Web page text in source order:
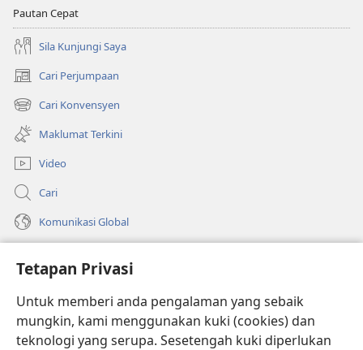
Tetapan Privasi
Untuk memberi anda pengalaman yang sebaik
mungkin, kami menggunakan kuki (cookies) dan
teknologi yang serupa. Sesetengah kuki diperlukan
Pautan Cepat
Sila Kunjungi Saya
Cari Perjumpaan
(membuka
tetingkap
baharu)
Cari Konvensyen
(membuka
tetingkap
baharu)
Maklumat Terkini
Video
Cari
Komunikasi Global
(membuka
tetingkap
baharu)PERPUSTAKAAN DALAM TALIAN Watchtower
(membuka